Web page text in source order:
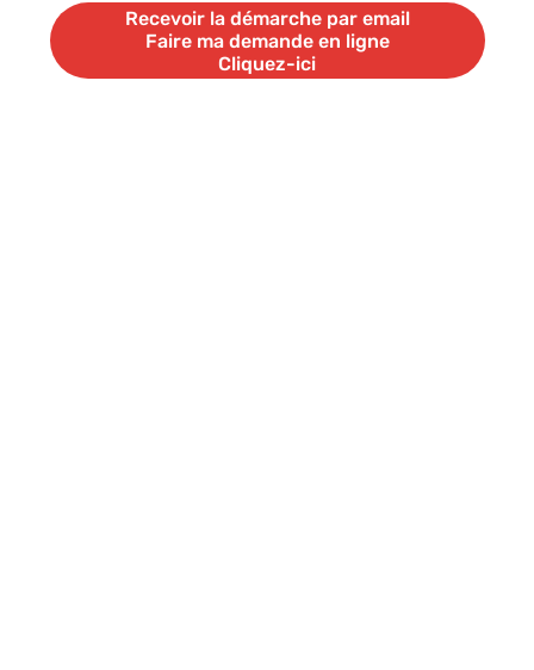
Recevoir la démarche par email
Faire ma demande en ligne
Cliquez-ici